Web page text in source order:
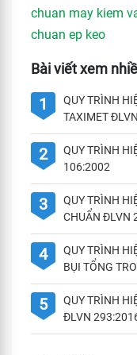
chuan may kiem
chuan ep keo
Bài viết xem
1
QUY TRÌNH
TAXIMET
2
QUY TRÌNH
106:2002
3
QUY TRÌNH
CHUẨN ĐLVN
4
QUY TRÌNH
BỤI TỔNG
5
QUY TRÌNH
ĐLVN